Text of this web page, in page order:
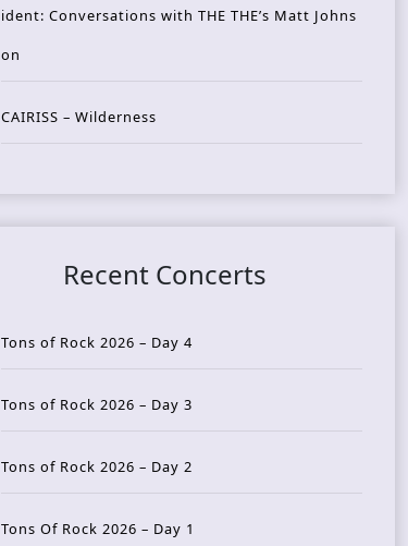
ident: Conversations with THE THE’s Matt Johns
on
CAIRISS – Wilderness
Recent Concerts
Tons of Rock 2026 – Day 4
Tons of Rock 2026 – Day 3
Tons of Rock 2026 – Day 2
Tons Of Rock 2026 – Day 1